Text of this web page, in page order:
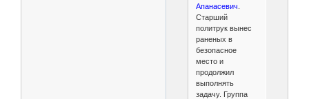
Апанасевич
Старший
политрук вынес
раненых в
безопасное
место и
продолжил
выполнять
задачу. Группа